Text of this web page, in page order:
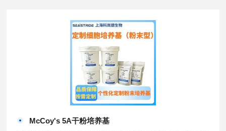
McCoy's 5A干粉培养基